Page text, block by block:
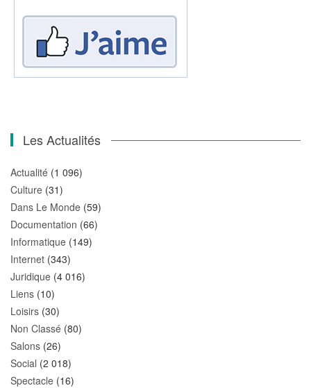
Les Actualités
Actualité (1 096)
Culture (31)
Dans Le Monde (59)
Documentation (66)
Informatique (149)
Internet (343)
Juridique (4 016)
Liens (10)
Loisirs (30)
Non Classé (80)
Salons (26)
Social (2 018)
Spectacle (16)